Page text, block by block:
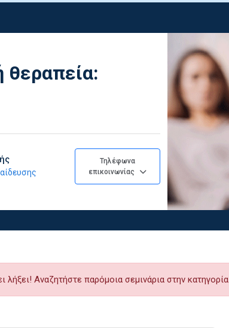
θεραπεία:
Τηλέφωνα
επικοινωνίας
λήξει! Αναζητήστε παρόμοια σεμινάρια στην κατηγορία